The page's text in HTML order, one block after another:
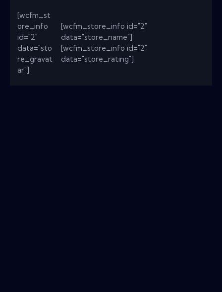
[wcfm_st
ore_info
id="2"
data="sto
re_gravat
ar"]
[wcfm_store_info id="2"
data="store_name"]
[wcfm_store_info id="2"
data="store_rating"]